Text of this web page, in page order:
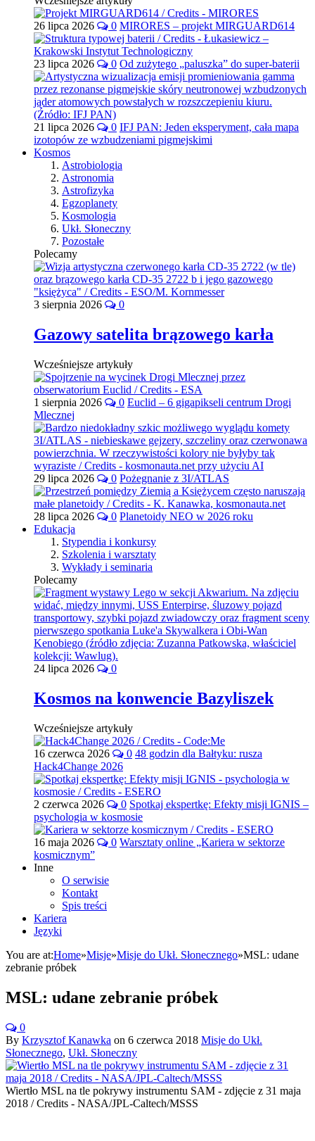
26 lipca 2026 0 MIRORES – projekt MIRGUARD614
23 lipca 2026 0 Od zużytego „paluszka” do super-baterii
21 lipca 2026 0 IFJ PAN: Jeden eksperyment, cała mapa
izotopów ze wzbudzeniami pigmejskimi
Kosmos
Astrobiologia
Astronomia
Astrofizyka
Egzoplanety
Kosmologia
Ukł. Słoneczny
Pozostałe
Polecamy
3 sierpnia 2026 0
Gazowy satelita brązowego karła
Wcześniejsze artykuły
1 sierpnia 2026 0 Euclid – 6 gigapikseli centrum Drogi
Mlecznej
29 lipca 2026 0 Pożegnanie z 3I/ATLAS
28 lipca 2026 0 Planetoidy NEO w 2026 roku
Edukacja
Stypendia i konkursy
Szkolenia i warsztaty
Wykłady i seminaria
Polecamy
24 lipca 2026 0
Kosmos na konwencie Bazyliszek
Wcześniejsze artykuły
16 czerwca 2026 0 48 godzin dla Bałtyku: rusza
Hack4Change 2026
2 czerwca 2026 0 Spotkaj ekspertkę: Efekty misji IGNIS –
psychologia w kosmosie
16 maja 2026 0 Warsztaty online „Kariera w sektorze
kosmicznym”
Inne
O serwisie
Kontakt
Spis treści
Kariera
Języki
You are at:Home»Misje»Misje do Ukł. Słonecznego»MSL: udane
zebranie próbek
MSL: udane zebranie próbek
0
By Krzysztof Kanawka on 6 czerwca 2018 Misje do Ukł.
Słonecznego, Ukł. Słoneczny
Wiertło MSL na tle pokrywy instrumentu SAM - zdjęcie z 31 maja
2018 / Credits - NASA/JPL-Caltech/MSSS